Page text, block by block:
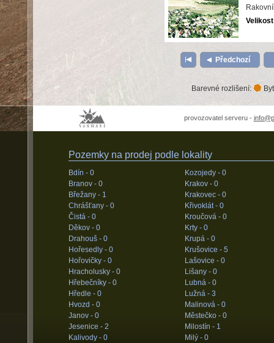
Předchozí
Barevné rozlišení:
provozovatel serveru -
Pozemky na prodej podle lokality
Bdín - 0
Branov - 0
Břežany - 1
Chrášťany - 0
Čistá - 0
Děkov - 0
Drahouš - 0
Hořesedly - 0
Hořovičky - 0
Hracholusky - 0
Hřebečníky - 0
Hředle - 0
Hvozd - 0
Janov - 0
Jesenice - 2
Kalivody - 0
Kozojedy - 0
Krakov - 0
Krakovec - 0
Křivoklát - 0
Kroučová - 0
Krty - 0
Krupá - 0
Krušovice - 5
Lašovice - 0
Lišany - 0
Lubná - 0
Lužná - 3
Malinová - 0
Městečko - 0
Milostín - 1
Milý - 0